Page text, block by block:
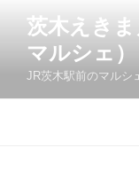
茨木えき
マルシェ）
JR茨木駅前のマルシ